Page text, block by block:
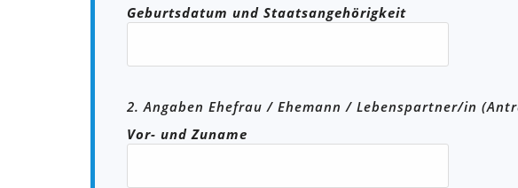
Geburtsdatum und Staatsangehörigkeit
2. Angaben Ehefrau / Ehemann / Lebenspartner/in
Vor- und Zuname